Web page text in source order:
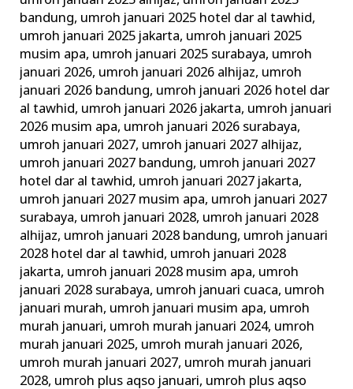
bandung, umroh januari 2025 hotel dar al tawhid,
umroh januari 2025 jakarta, umroh januari 2025
musim apa, umroh januari 2025 surabaya, umroh
januari 2026, umroh januari 2026 alhijaz, umroh
januari 2026 bandung, umroh januari 2026 hotel dar
al tawhid, umroh januari 2026 jakarta, umroh januari
2026 musim apa, umroh januari 2026 surabaya,
umroh januari 2027, umroh januari 2027 alhijaz,
umroh januari 2027 bandung, umroh januari 2027
hotel dar al tawhid, umroh januari 2027 jakarta,
umroh januari 2027 musim apa, umroh januari 2027
surabaya, umroh januari 2028, umroh januari 2028
alhijaz, umroh januari 2028 bandung, umroh januari
2028 hotel dar al tawhid, umroh januari 2028
jakarta, umroh januari 2028 musim apa, umroh
januari 2028 surabaya, umroh januari cuaca, umroh
januari murah, umroh januari musim apa, umroh
murah januari, umroh murah januari 2024, umroh
murah januari 2025, umroh murah januari 2026,
umroh murah januari 2027, umroh murah januari
2028, umroh plus aqso januari, umroh plus aqso